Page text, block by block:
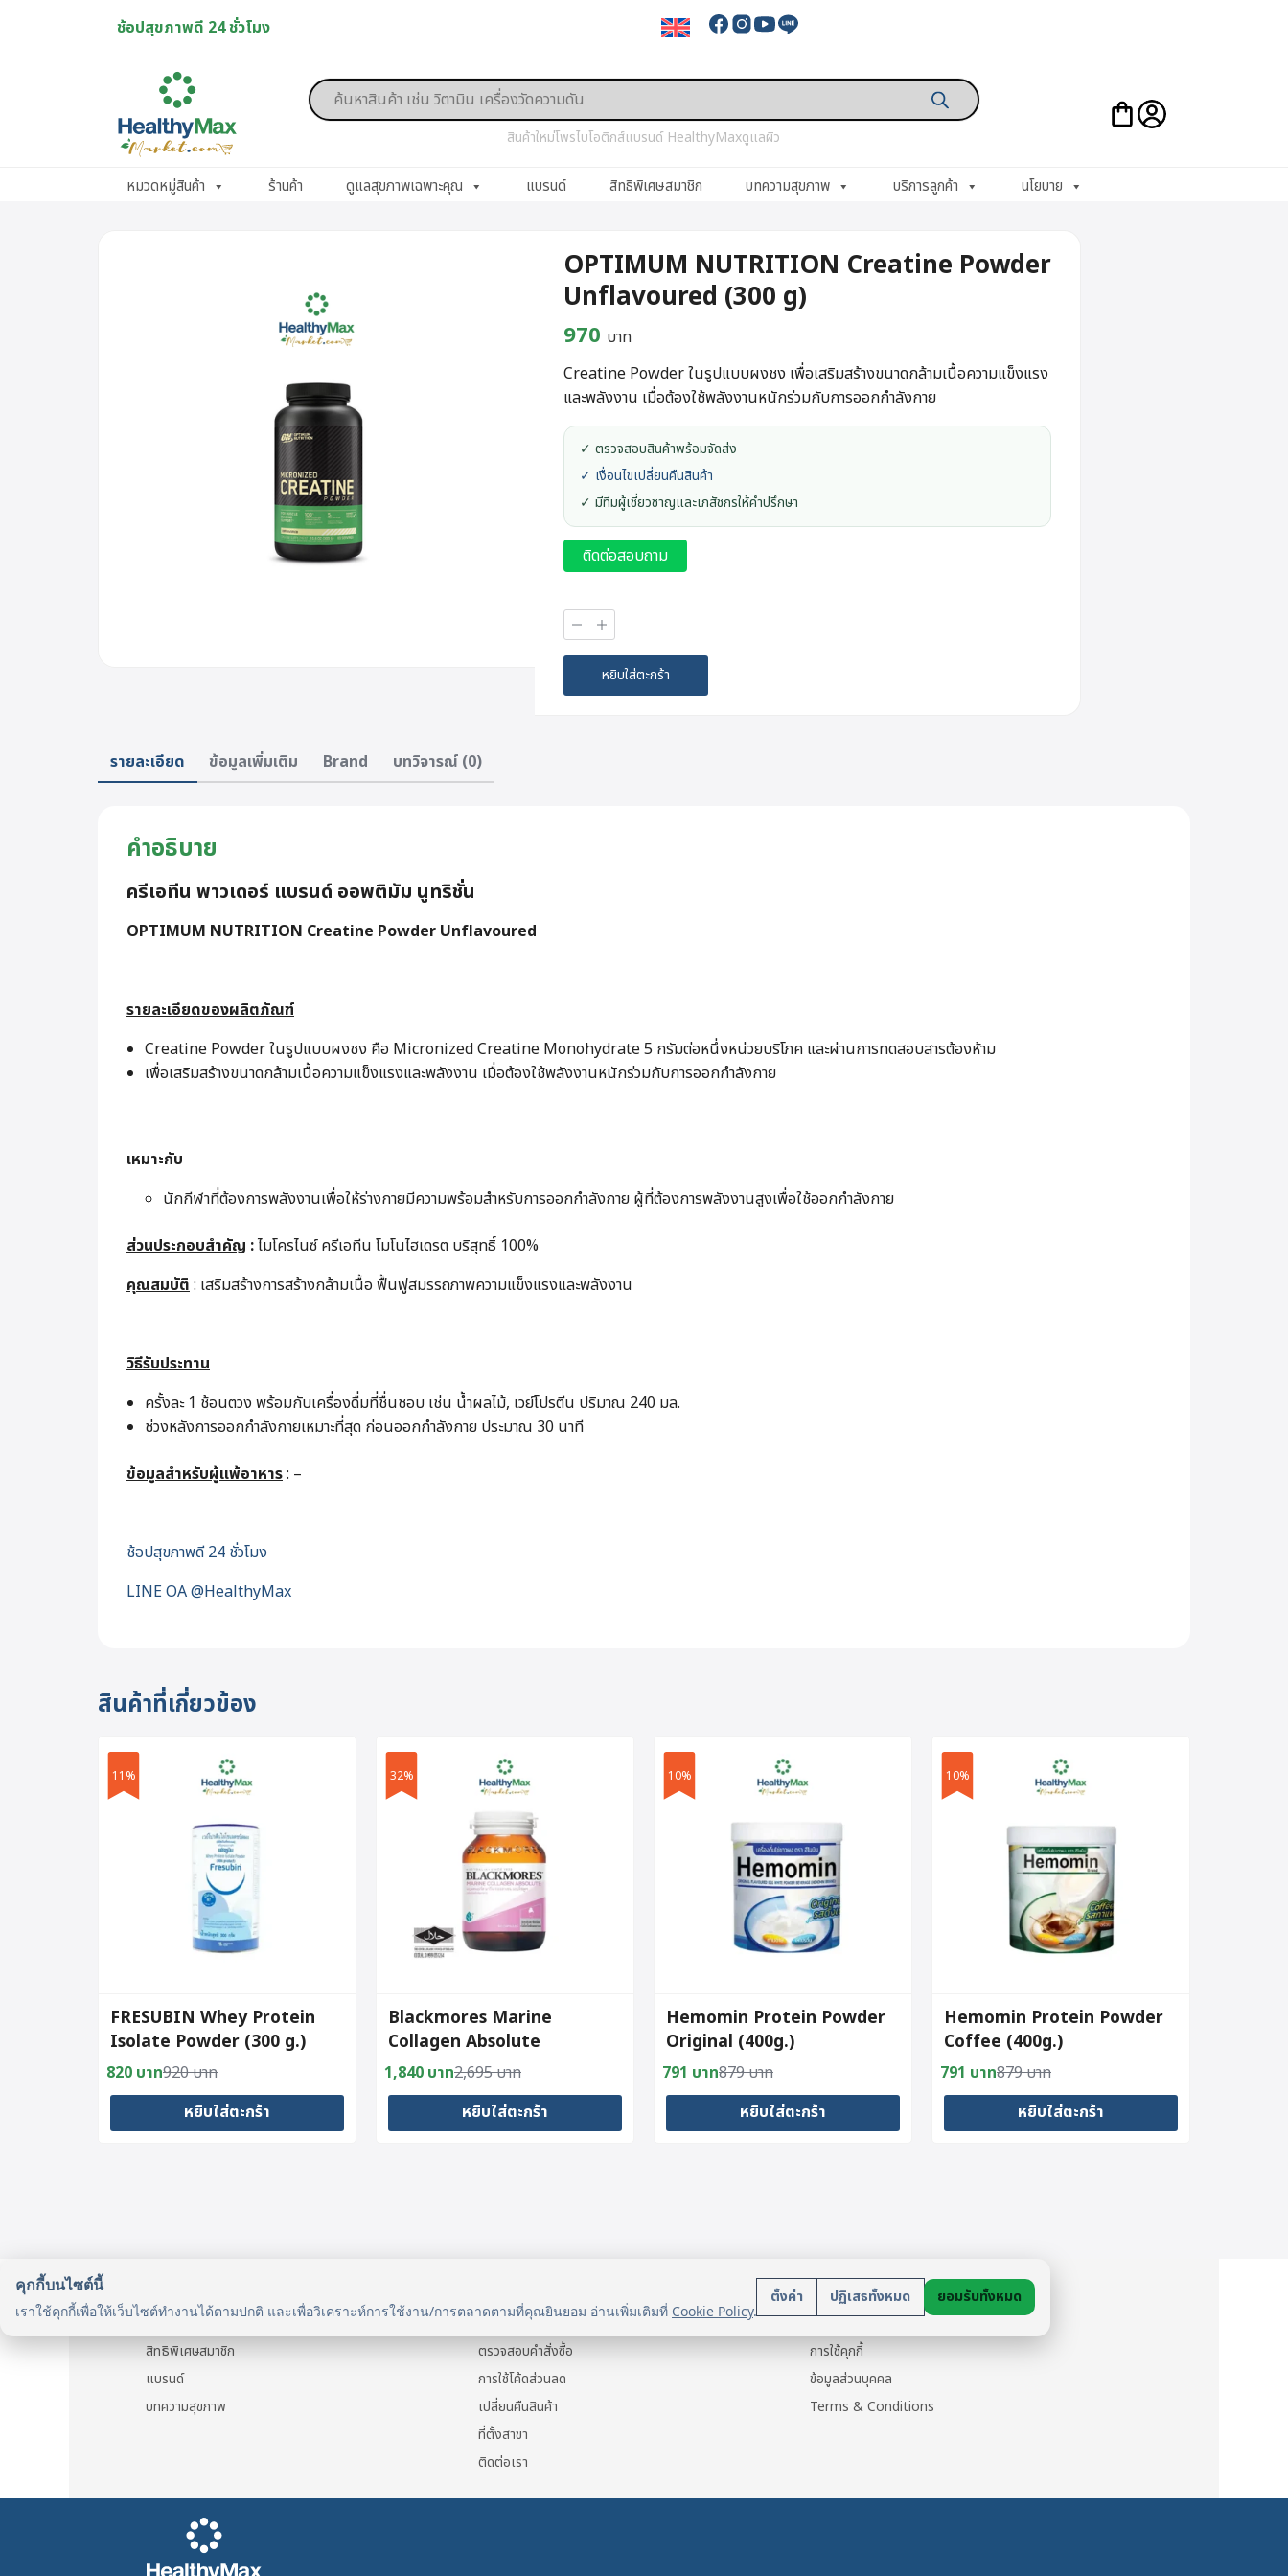
ช้อปสุขภาพดี 24 ชั่วโมง
Products
search
สินค้าใหม่โพรไบโอติกส์แบรนด์ HealthyMaxดูแลผิว
หมวดหมู่สินค้า ร้านค้า ดูแลสุขภาพเฉพาะคุณ แบรนด์ สิทธิพิเศษสมาชิก บทความสุขภาพ บริการลูกค้า นโยบาย
OPTIMUM NUTRITION Creatine Powder
Unflavoured (300 g)
970 บาท
Creatine Powder ในรูปแบบผงชง เพื่อเสริมสร้างขนาดกล้ามเนื้อความแข็งแรง
และพลังงาน เมื่อต้องใช้พลังงานหนักร่วมกับการออกกำลังกาย
✓ ตรวจสอบสินค้าพร้อมจัดส่ง
✓ เงื่อนไขเปลี่ยนคืนสินค้า
✓ มีทีมผู้เชี่ยวชาญและเภสัชกรให้คำปรึกษา
ติดต่อสอบถาม
จำนวน
OPTIMUM
NUTRITION
Creatine
Powder
หยิบใส่ตะกร้า
รายละเอียด ข้อมูลเพิ่มเติม Brand บทวิจารณ์ (0)
คำอธิบาย
ครีเอทีน พาวเดอร์ แบรนด์ ออพติมัม นูทริชั่น
OPTIMUM NUTRITION Creatine Powder Unflavoured
รายละเอียดของผลิตภัณฑ์
Creatine Powder ในรูปแบบผงชง คือ Micronized Creatine Monohydrate 5 กรัมต่อหนึ่งหน่วยบริโภค และผ่านการทดสอบสารต้องห้าม
เพื่อเสริมสร้างขนาดกล้ามเนื้อความแข็งแรงและพลังงาน เมื่อต้องใช้พลังงานหนักร่วมกับการออกกำลังกาย
เหมาะกับ
นักกีฬาที่ต้องการพลังงานเพื่อให้ร่างกายมีความพร้อมสำหรับการออกกำลังกาย ผู้ที่ต้องการพลังงานสูงเพื่อใช้ออกกำลังกาย
ส่วนประกอบสำคัญ :ไมโครไนซ์ ครีเอทีน โมโนไฮเดรต บริสุทธิ์ 100%
คุณสมบัติ : เสริมสร้างการสร้างกล้ามเนื้อ ฟื้นฟูสมรรถภาพความแข็งแรงและพลังงาน
วิธีรับประทาน
ครั้งละ 1 ช้อนตวง พร้อมกับเครื่องดื่มที่ชื่นชอบ เช่น น้ำผลไม้, เวย์โปรตีน ปริมาณ 240 มล.
ช่วงหลังการออกกำลังกายเหมาะที่สุด ก่อนออกกำลังกาย ประมาณ 30 นาที
ข้อมูลสำหรับผู้แพ้อาหาร: –
ช้อปสุขภาพดี 24 ชั่วโมง
LINE OA @HealthyMax
สินค้าที่เกี่ยวข้อง
11%
FRESUBIN Whey Protein
Isolate Powder (300 g.)
920บาท
Original
price
was:
820 บาท
Current
price
is:
หยิบใส่ตะกร้า
32%
Blackmores Marine
Collagen Absolute
(60capsules)
2,695บาท
Original
price
was:
1,840 บาท
Current
price
is:
หยิบใส่ตะกร้า
10%
Hemomin Protein Powder
Original (400g.)
879บาท
Original
price
was:
791 บาท
Current
price
is:
หยิบใส่ตะกร้า
10%
Hemomin Protein Powder
Coffee (400g.)
879บาท
Original
price
was:
791 บาท
Current
price
is:
หยิบใส่ตะกร้า
คุกกี้บนไซต์นี้
เราใช้คุกกี้เพื่อให้เว็บไซต์ทำงานได้ตามปกติ และเพื่อวิเคราะห์การใช้งาน/การตลาดตามที่คุณยินยอม อ่านเพิ่มเติมที่ Cookie Policy.
ตั้งค่า ปฏิเสธทั้งหมด ยอมรับทั้งหมด
รู้จัก HealthyMax
สิทธิพิเศษสมาชิก
แบรนด์
บทความสุขภาพ
แจ้งการชำระเงิน
ตรวจสอบคำสั่งซื้อ
การใช้โค้ดส่วนลด
เปลี่ยนคืนสินค้า
ที่ตั้งสาขา
ติดต่อเรา
นโยบาย
ข้อมูลส่วนตัว
การใช้คุกกี้
ข้อมูลส่วนบุคคล
Terms & Conditions